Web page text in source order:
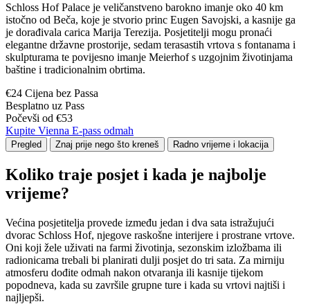
Schloss Hof Palace je veličanstveno barokno imanje oko 40 km
istočno od Beča, koje je stvorio princ Eugen Savojski, a kasnije ga
je dorađivala carica Marija Terezija. Posjetitelji mogu pronaći
elegantne državne prostorije, sedam terasastih vrtova s fontanama i
skulpturama te povijesno imanje Meierhof s uzgojnim životinjama
baštine i tradicionalnim obrtima.
€24 Cijena bez Passa
Besplatno uz Pass
Počevši od €53
Kupite Vienna E-pass odmah
Pregled Znaj prije nego što kreneš Radno vrijeme i lokacija
Koliko traje posjet i kada je najbolje
vrijeme?
Većina posjetitelja provede između jedan i dva sata istražujući
dvorac Schloss Hof, njegove raskošne interijere i prostrane vrtove.
Oni koji žele uživati na farmi životinja, sezonskim izložbama ili
radionicama trebali bi planirati dulji posjet do tri sata. Za mirniju
atmosferu dođite odmah nakon otvaranja ili kasnije tijekom
popodneva, kada su završile grupne ture i kada su vrtovi najtiši i
najljepši.